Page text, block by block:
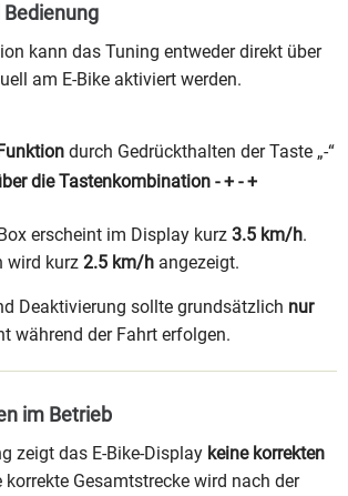
kann das Tuning entweder direkt über
am E-Bike aktiviert werden.
durch Gedrückthalten der Taste „-“
die Tastenkombination - + - +
erscheint im Display kurz 3.5 km/h.
wird kurz 2.5 km/h angezeigt.
Deaktivierung sollte grundsätzlich nur
während der Fahrt erfolgen.
im Betrieb
zeigt das E-Bike-Display keine korrekten
Gesamtstrecke wird nach der